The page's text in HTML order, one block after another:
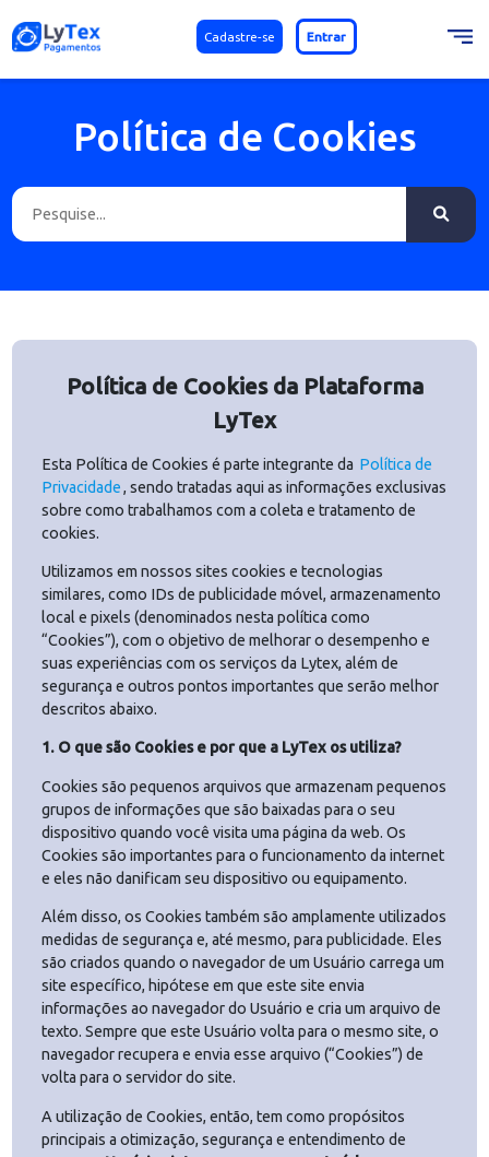
Cadastre-se Entrar
Política de Cookies
Política de Cookies da Plataforma
LyTex
Esta Política de Cookies é parte integrante da Política de
Privacidade
sobre como trabalhamos com a coleta e tratamento de
cookies.
Utilizamos em nossos sites cookies e tecnologias
similares, como IDs de publicidade móvel, armazenamento
local e pixels (denominados nesta política como
“Cookies”), com o objetivo de melhorar o desempenho e
suas experiências com os serviços da Lytex, além de
segurança e outros pontos importantes que serão melhor
descritos abaixo.
1. O que são Cookies e por que a LyTex os utiliza?
Cookies são pequenos arquivos que armazenam
dispositivo quando você visita uma página da web. Os
Cookies são importantes para o funcionamento da
e eles não danificam seu dispositivo ou equipamento.
Além disso, os Cookies também são amplamente
medidas de segurança e, até mesmo, para publicidade.
são criados quando o navegador de um Usuário carrega
informações ao navegador do Usuário e cria um arquivo de
texto. Sempre que este Usuário volta para o mesmo site, o